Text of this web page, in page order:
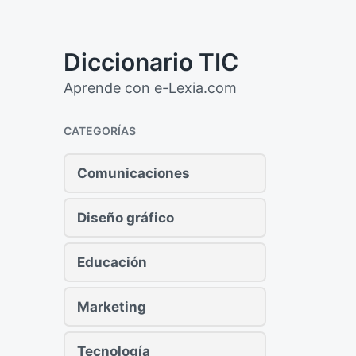
Diccionario TIC
Aprende con e-Lexia.com
CATEGORÍAS
Comunicaciones
Diseño gráfico
Educación
Marketing
Tecnología